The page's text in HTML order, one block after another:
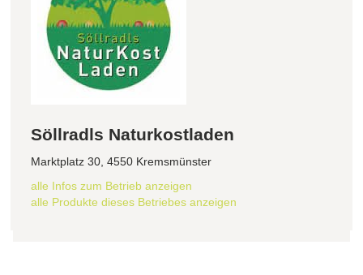
Söllradls Naturkostladen
Marktplatz 30, 4550 Kremsmünster
alle Infos zum Betrieb anzeigen
alle Produkte dieses Betriebes anzeigen